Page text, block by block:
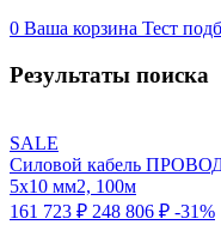
0 Ваша корзина Тест
Результаты поиска
SALE
Силовой кабель
5x10 мм2, 100м
161 723 ₽ 248 806 ₽ -31%